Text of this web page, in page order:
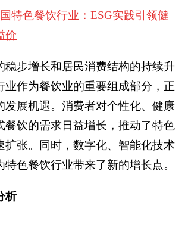
特色餐饮行业：ESG实践引领健
价
稳步增长和居民消费结构的持续升
业作为餐饮业的重要组成部分，正
发展机遇。消费者对个性化、健康
餐饮的需求日益增长，推动了特色
扩张。同时，数字化、智能化技术
色餐饮行业带来了新的增长点。
析